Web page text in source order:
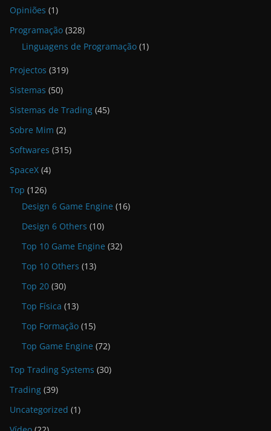
Opiniões (1)
Programação (328)
Linguagens de Programação (1)
Projectos (319)
Sistemas (50)
Sistemas de Trading (45)
Sobre Mim (2)
Softwares (315)
SpaceX (4)
Top (126)
Design 6 Game Engine (16)
Design 6 Others (10)
Top 10 Game Engine (32)
Top 10 Others (13)
Top 20 (30)
Top Física (13)
Top Formação (15)
Top Game Engine (72)
Top Trading Systems (30)
Trading (39)
Uncategorized (1)